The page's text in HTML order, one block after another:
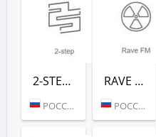
2-STEP (РАДИО РЕКОРД)
РОССИЯ (МОСКВА)
RAVE FM (РАДИО РЕКОРД)
РОССИЯ (МОСКВА)